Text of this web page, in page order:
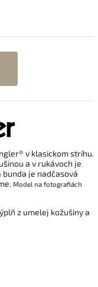
v klasickom strihu.
a v rukávoch je
je nadčasová
Model na fotografiách
z umelej kožušiny a